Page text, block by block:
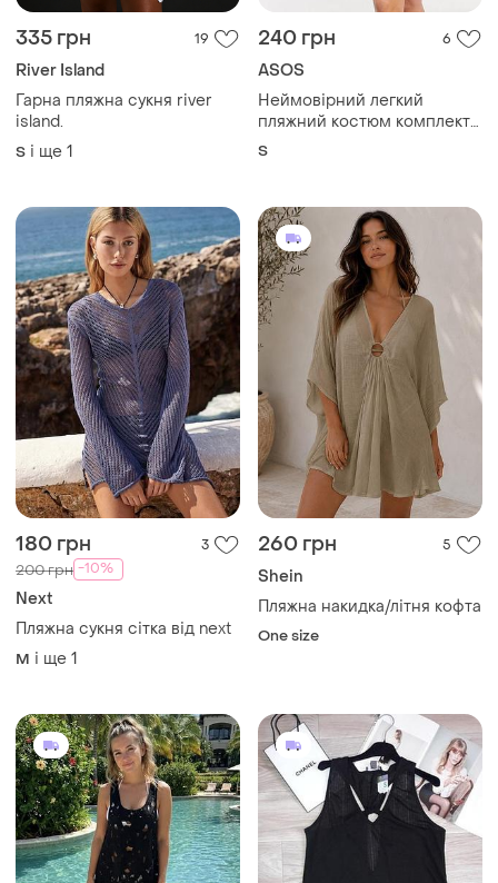
335 грн 19
River Island
Гарна пляжна сукня river
island.
S і ще 1
240 грн 6
ASOS
Неймовірний легкий
пляжний костюм комплект
р.s asos
S
180 грн 3
200 грн -10%
Next
Пляжна сукня сітка від next
M і ще 1
260 грн 5
Shein
Пляжна накидка/літня кофта
One size